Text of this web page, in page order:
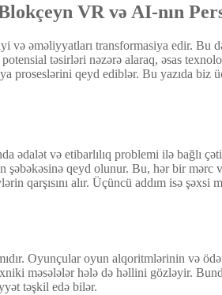
VR və AI-nın
əməliyyatları transformasiya edir.
təsirləri nəzərə alaraq, əsas
proseslərini qeyd ediblər. Bu yazıda
və etibarlılıq problemi ilə bağlı
qeyd olunur. Bu, hər bir mərc
alır. Üçüncü addım isə şəxsi
Oyunçular oyun alqoritmlərinin və
məsələlər hələ də həllini gözləyir.
təşkil edə bilər.